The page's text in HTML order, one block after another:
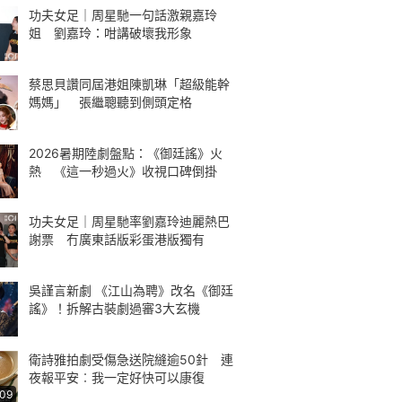
功夫女足｜周星馳一句話激親嘉玲
姐 劉嘉玲：咁講破壞我形象
蔡思貝讚同屆港姐陳凱琳「超級能幹
媽媽」 張繼聰聽到側頭定格
2026暑期陸劇盤點：《御廷謠》火
熱 《這一秒過火》收視口碑倒掛
功夫女足｜周星馳率劉嘉玲迪麗熱巴
謝票 冇廣東話版彩蛋港版獨有
吳謹言新劇 《江山為聘》改名《御廷
謠》！拆解古裝劇過審3大玄機
衛詩雅拍劇受傷急送院縫逾50針 連
夜報平安︰我一定好快可以康復